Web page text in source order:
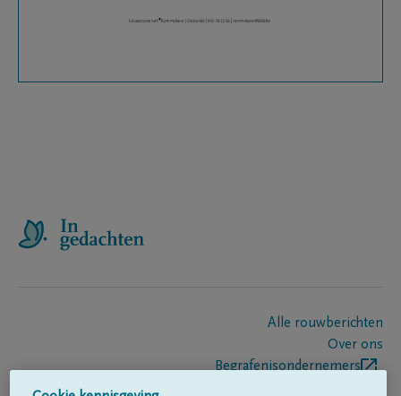
Alle rouwberichten
Over ons
Begrafenisondernemers